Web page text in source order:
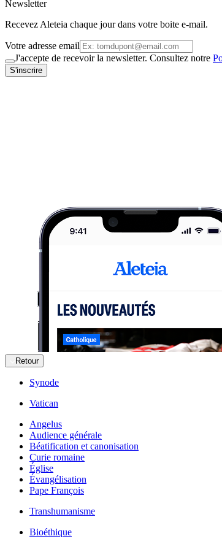
Newsletter
Recevez Aleteia chaque jour dans votre boite e-mail.
Votre adresse email
J'accepte de recevoir la newsletter. Consultez notre
S'inscrire
Retour
Synode
Vatican
Angelus
Audience générale
Béatification et canonisation
Curie romaine
Église
Évangélisation
Pape François
Transhumanisme
Bioéthique